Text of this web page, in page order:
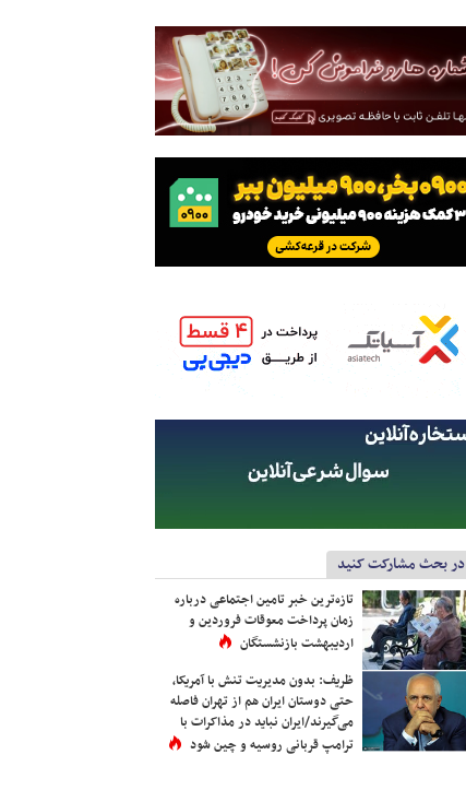
در بحث مشارکت کنید
تازه‌ترین خبر تامین اجتماعی درباره
زمان پرداخت معوقات فروردین و
اردیبهشت بازنشستگان
ظریف: بدون مدیریت تنش با آمریکا،
حتی دوستان ایران هم از تهران فاصله
می‌گیرند/ایران نباید در مذاکرات با
ترامپ قربانی روسیه و چین شود